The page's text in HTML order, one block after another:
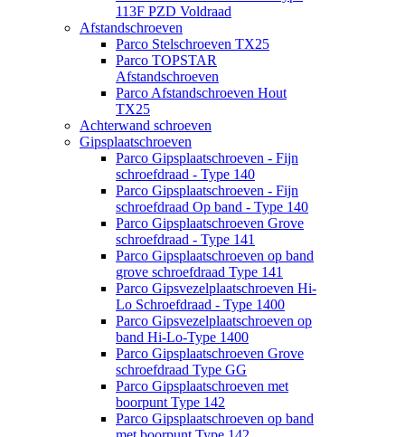
113F PZD Voldraad
Afstandschroeven
Parco Stelschroeven TX25
Parco TOPSTAR
Afstandschroeven
Parco Afstandschroeven Hout
TX25
Achterwand schroeven
Gipsplaatschroeven
Parco Gipsplaatschroeven - Fijn
schroefdraad - Type 140
Parco Gipsplaatschroeven - Fijn
schroefdraad Op band - Type 140
Parco Gipsplaatschroeven Grove
schroefdraad - Type 141
Parco Gipsplaatschroeven op band
grove schroefdraad Type 141
Parco Gipsvezelplaatschroeven Hi-
Lo Schroefdraad - Type 1400
Parco Gipsvezelplaatschroeven op
band Hi-Lo-Type 1400
Parco Gipsplaatschroeven Grove
schroefdraad Type GG
Parco Gipsplaatschroeven met
boorpunt Type 142
Parco Gipsplaatschroeven op band